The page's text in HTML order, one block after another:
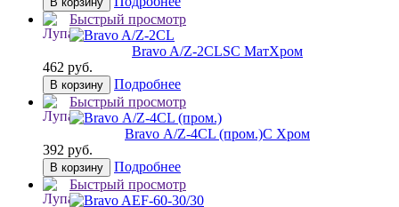
Быстрый просмотр
Bravo A/Z-2CLSC МатХром
462 руб.
В корзину
Подробнее
Быстрый просмотр
Bravo А/Z-4CL (пром.)C Хром
392 руб.
В корзину
Подробнее
Быстрый просмотр